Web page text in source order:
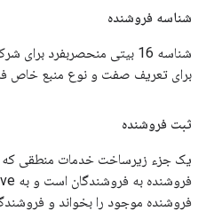
شناسه فروشنده
شناسه 16 بیتی منحصربفرد
برای تعریف صفت و نوع منبع خاص
ثبت فروشنده
یک جزء زیرساخت خدمات منطقی
فروشنده موجود را بخواند و